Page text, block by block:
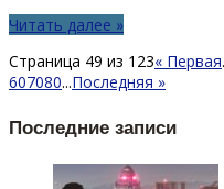
Читать далее »
Страница 49 из 123« Первая
607080...Последняя »
Последние записи